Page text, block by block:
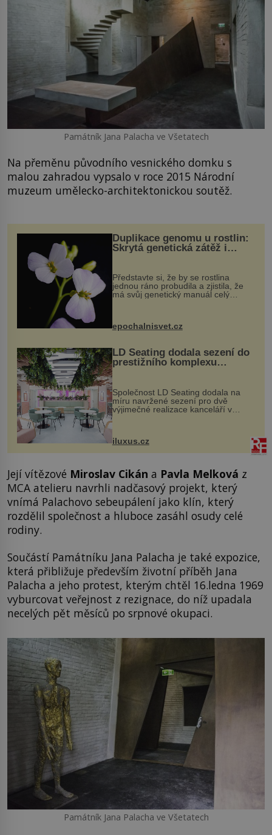
Památník Jana Palacha ve Všetatech
Na přeměnu původního vesnického domku s
malou zahradou vypsalo v roce 2015 Národní
muzeum umělecko-architektonickou soutěž.
Duplikace genomu u rostlin:
Skrytá genetická zátěž i
Představte si, že by se rostlina
jednou ráno probudila a zjistila, že
má svůj genetický manuál celý
vstupenka...
epochalnisvet.cz
LD Seating dodala sezení do
prestižního komplexu
MediaCityUK v Salfordu
Společnost LD Seating dodala na
míru navržené sezení pro dvě
výjimečné realizace kanceláří v
areálu MediaCityUK v anglickém
budov Media...
iluxus.cz
Její vítězové Miroslav Cikán a Pavla Melková z
MCA atelieru navrhli nadčasový projekt, který
vnímá Palachovo sebeupálení jako klín, který
rozdělil společnost a hluboce zasáhl osudy celé
rodiny.
Součástí Památníku Jana Palacha je také expozice,
která přibližuje především životní příběh Jana
Palacha a jeho protest, kterým chtěl 16.ledna 1969
vyburcovat veřejnost z rezignace, do níž upadala
necelých pět měsíců po srpnové okupaci.
Památník Jana Palacha ve Všetatech